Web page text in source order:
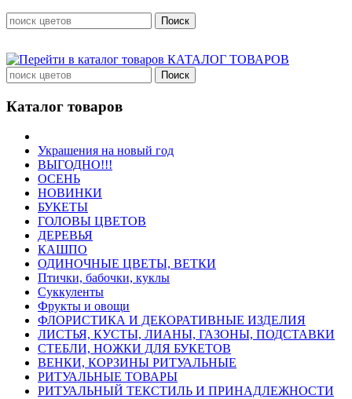
КАТАЛОГ ТОВАРОВ
Каталог товаров
Украшения на новый год
ВЫГОДНО!!!
ОСЕНЬ
НОВИНКИ
БУКЕТЫ
ГОЛОВЫ ЦВЕТОВ
ДЕРЕВЬЯ
КАШПО
ОДИНОЧНЫЕ ЦВЕТЫ, ВЕТКИ
Птички, бабочки, куклы
Суккуленты
Фрукты и овощи
ФЛОРИСТИКА И ДЕКОРАТИВНЫЕ ИЗДЕЛИЯ
ЛИСТЬЯ, КУСТЫ, ЛИАНЫ, ГАЗОНЫ, ПОДСТАВКИ
СТЕБЛИ, НОЖКИ ДЛЯ БУКЕТОВ
ВЕНКИ, КОРЗИНЫ РИТУАЛЬНЫЕ
РИТУАЛЬНЫЕ ТОВАРЫ
РИТУАЛЬНЫЙ ТЕКСТИЛЬ И ПРИНАДЛЕЖНОСТИ